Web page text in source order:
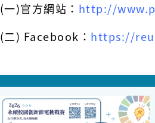
(一)官方網站： http://
(二) Facebook： https://